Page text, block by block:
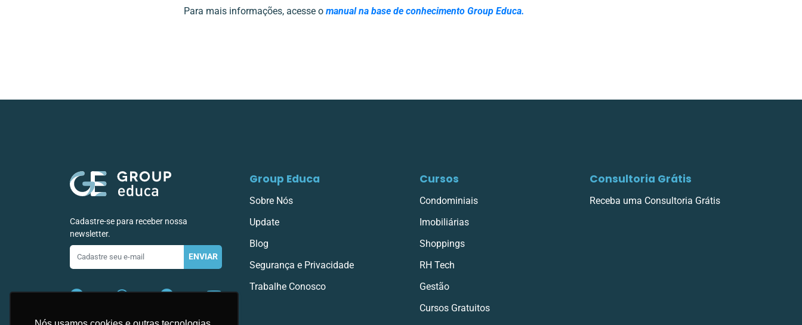
Para mais informações, acesse o manual na base de conhecimento Group Educa.
Cadastre-se para receber nossa
newsletter.
mail
ENVIAR
Group Educa
Sobre Nós
Update
Blog
Segurança e Privacidade
Trabalhe Conosco
Cursos
Condominiais
Imobiliárias
Shoppings
RH Tech
Gestão
Cursos Gratuitos
Consultoria Grátis
Receba uma Consultoria Grátis